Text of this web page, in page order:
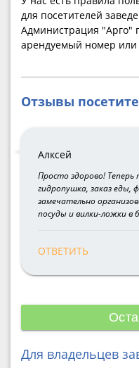
для посетителей
Администрация "Арго"
арендуемый номер или
Отзывы
Алксей
Просто здорово!
гидропушка, заказ еды,
замечательно
посуды и вилки-ложки в
ОТВЕТИТЬ
Для владельцев